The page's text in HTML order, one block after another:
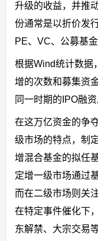
升级的收益，并推
份通常是以折价发
PE、VC、公募基
根据Wind统计数据
增的次数和募集资
同一时期的IPO融
在这万亿资金的争
级市场的特点，制
增混合基金的拟任
定增一级市场通过
而在二级市场则关
在特定事件催化下
东解禁、大宗交易